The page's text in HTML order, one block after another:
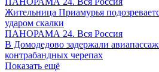
Жительница Приамурья
ударом скалки
ПАНОРАМА 24. Вся Россия
В Домодедово задержали
контрабандных черепах
Показать ещё